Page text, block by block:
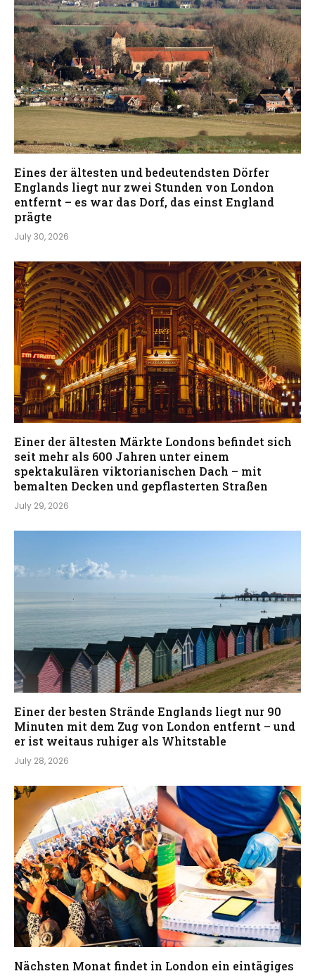
Eines der ältesten und bedeutendsten Dörfer
Englands liegt nur zwei Stunden von London
entfernt – es war das Dorf, das einst England
prägte
July 30, 2026
Einer der ältesten Märkte Londons befindet sich
seit mehr als 600 Jahren unter einem
spektakulären viktorianischen Dach – mit
bemalten Decken und gepflasterten Straßen
July 29, 2026
Einer der besten Strände Englands liegt nur 90
Minuten mit dem Zug von London entfernt – und
er ist weitaus ruhiger als Whitstable
July 28, 2026
Nächsten Monat findet in London ein eintägiges